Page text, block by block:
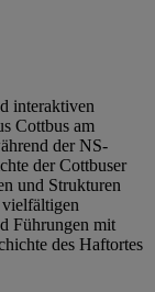
interaktiven
Cottbus am
der NS-
der Cottbuser
und Strukturen
Führungen mit
des Haftortes